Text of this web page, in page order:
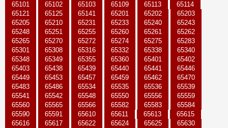
65101
65102 65103 65109 65113
65114
65121
65125 65141 65201 65202
65203
65205
65210 65231 65233 65240
65243
65248
65251 65255 65260 65261
65262
65265
65270 65272 65274 65275
65283
65301
65308 65316 65332 65338
65340
65348
65349 65355 65360 65401
65402
65403
65438 65439 65440 65441
65446
65449
65453 65457 65459 65462
65470
65483
65486 65534 65535 65536
65539
65541
65542 65548 65550 65556
65559
65560
65565 65566 65582 65583
65584
65590
65591 65610 65611 65613
65615
65616
65617 65622 65624 65625
65630